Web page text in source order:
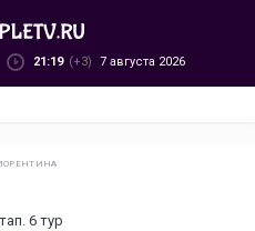
21:19 (+3) 7 августа 2026
6 тур